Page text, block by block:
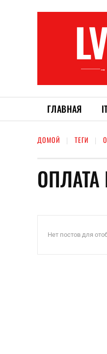
———→
ГЛАВНАЯ
ДОМОЙ ТЕГИ
ОПЛАТА
Нет постов для